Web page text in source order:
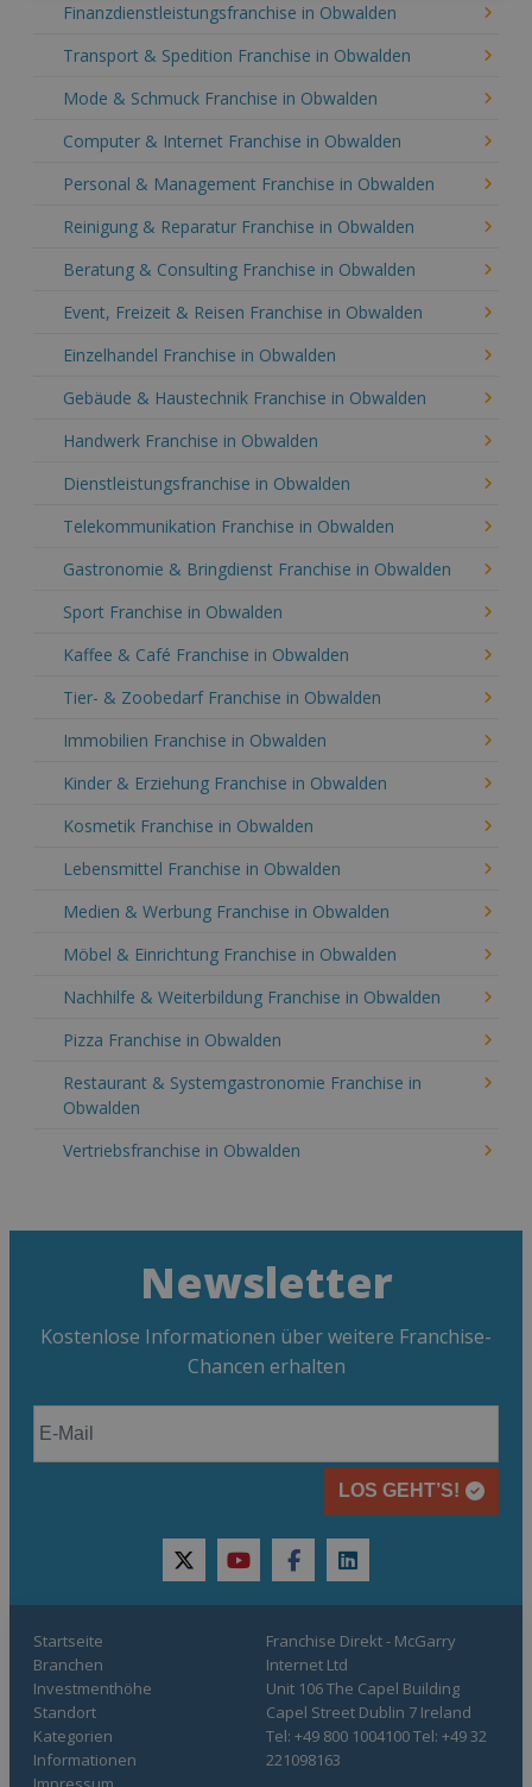
Finanzdienstleistungsfranchise in Obwalden
Transport & Spedition Franchise in Obwalden
Mode & Schmuck Franchise in Obwalden
Computer & Internet Franchise in Obwalden
Personal & Management Franchise in Obwalden
Reinigung & Reparatur Franchise in Obwalden
Beratung & Consulting Franchise in Obwalden
Event, Freizeit & Reisen Franchise in Obwalden
Einzelhandel Franchise in Obwalden
Gebäude & Haustechnik Franchise in Obwalden
Handwerk Franchise in Obwalden
Dienstleistungsfranchise in Obwalden
Telekommunikation Franchise in Obwalden
Gastronomie & Bringdienst Franchise in Obwalden
Sport Franchise in Obwalden
Kaffee & Café Franchise in Obwalden
Tier- & Zoobedarf Franchise in Obwalden
Immobilien Franchise in Obwalden
Kinder & Erziehung Franchise in Obwalden
Kosmetik Franchise in Obwalden
Lebensmittel Franchise in Obwalden
Medien & Werbung Franchise in Obwalden
Möbel & Einrichtung Franchise in Obwalden
Nachhilfe & Weiterbildung Franchise in Obwalden
Pizza Franchise in Obwalden
Restaurant & Systemgastronomie Franchise in
Obwalden
Vertriebsfranchise in Obwalden
Newsletter
Kostenlose Informationen über weitere Franchise-
Chancen erhalten
LOS GEHT’S!
twitteryoutubefacebooklinkedin
Startseite
Branchen
Investmenthöhe
Standort
Kategorien
Informationen
Franchise Direkt - McGarry
Internet Ltd
Unit 106 The Capel Building
Capel Street Dublin 7 Ireland
Tel: +49 800 1004100 Tel: +49 32
221098163